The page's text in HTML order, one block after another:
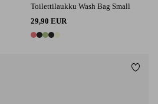
Toilettilaukku Wash Bag Small
29,90 EUR
5 värejä